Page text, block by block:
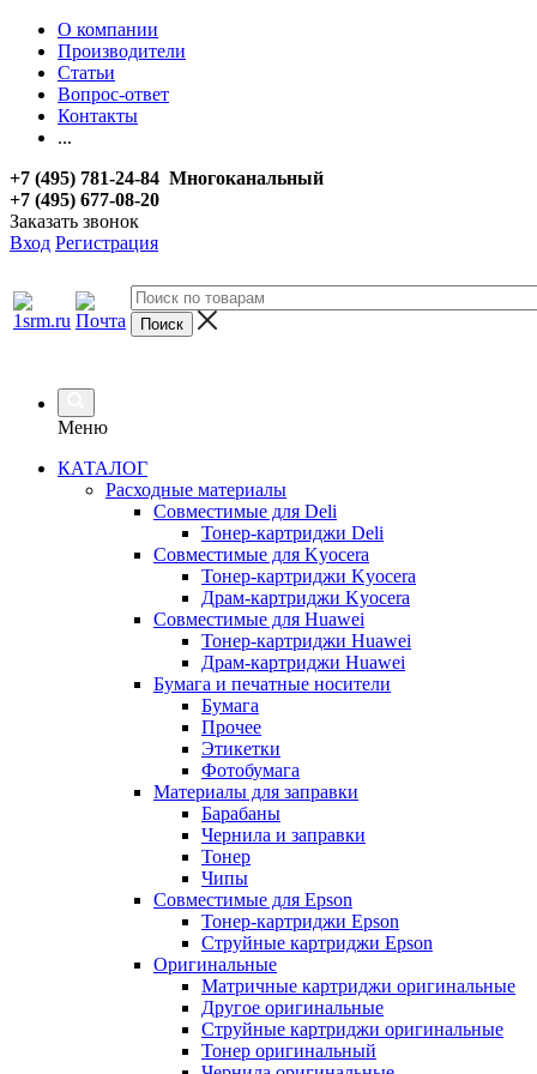
О компании
Производители
Статьи
Вопрос-ответ
Контакты
...
+7 (495) 781-24-84 Многоканальный
+7 (495) 677-08-20
Заказать звонок
Вход Регистрация
Меню
КАТАЛОГ
Расходные материалы
Совместимые для Deli
Тонер-картриджи Deli
Совместимые для Kyocera
Тонер-картриджи Kyocera
Драм-картриджи Kyocera
Совместимые для Huawei
Тонер-картриджи Huawei
Драм-картриджи Huawei
Бумага и печатные носители
Бумага
Прочее
Этикетки
Фотобумага
Материалы для заправки
Барабаны
Чернила и заправки
Тонер
Чипы
Совместимые для Epson
Тонер-картриджи Epson
Струйные картриджи Epson
Оригинальные
Матричные картриджи оригинальные
Другое оригинальные
Струйные картриджи оригинальные
Тонер оригинальный